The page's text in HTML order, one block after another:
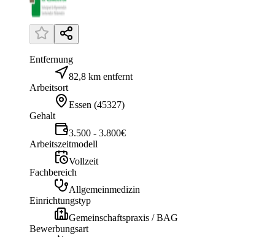
Entfernung
82,8 km entfernt
Arbeitsort
Essen (45327)
Gehalt
3.500 - 3.800€
Arbeitszeitmodell
Vollzeit
Fachbereich
Allgemeinmedizin
Einrichtungstyp
Gemeinschaftspraxis / BAG
Bewerbungsart